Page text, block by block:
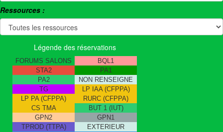
Ressources :
Légende des réservations
FORUMS SALONS
BQL1
STA2
PA1
PA2
NON RENSEIGNE
TG
LP IAA (CFPPA)
LP PA (CFPPA)
RURC (CFPPA)
CS TMA
BUT 1 (IUT)
GPN2
GPN1
TPROD (TTPA)
EXTERIEUR